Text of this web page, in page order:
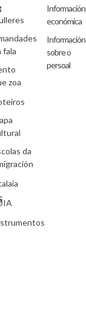
fala
zoa
da
Información
económica
Información
sobre o
persoal